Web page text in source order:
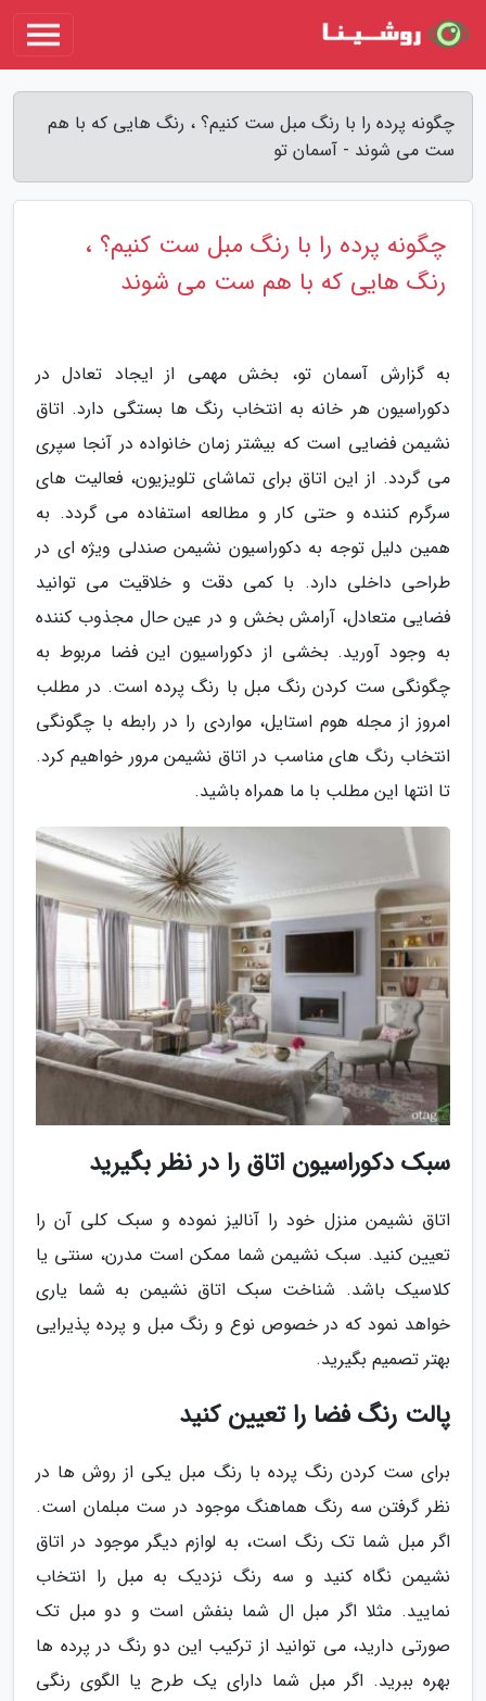
چگونه پرده را با رنگ مبل ست کنیم؟ ، رنگ هایی که با هم
ست می شوند - آسمان تو
چگونه پرده را با رنگ مبل ست کنیم؟ ،
رنگ هایی که با هم ست می شوند
به گزارش آسمان تو، بخش مهمی از ایجاد تعادل در
دکوراسیون هر خانه به انتخاب رنگ ها بستگی دارد. اتاق
نشیمن فضایی است که بیشتر زمان خانواده در آنجا سپری
می گردد. از این اتاق برای تماشای تلویزیون، فعالیت های
سرگرم کننده و حتی کار و مطالعه استفاده می گردد. به
همین دلیل توجه به دکوراسیون نشیمن صندلی ویژه ای در
طراحی داخلی دارد. با کمی دقت و خلاقیت می توانید
فضایی متعادل، آرامش بخش و در عین حال مجذوب کننده
به وجود آورید. بخشی از دکوراسیون این فضا مربوط به
چگونگی ست کردن رنگ مبل با رنگ پرده است. در مطلب
امروز از مجله هوم استایل، مواردی را در رابطه با چگونگی
انتخاب رنگ های مناسب در اتاق نشیمن مرور خواهیم کرد.
تا انتها این مطلب با ما همراه باشید.
سبک دکوراسیون اتاق را در نظر بگیرید
اتاق نشیمن منزل خود را آنالیز نموده و سبک کلی آن را
تعیین کنید. سبک نشیمن شما ممکن است مدرن، سنتی یا
کلاسیک باشد. شناخت سبک اتاق نشیمن به شما یاری
خواهد نمود که در خصوص نوع و رنگ مبل و پرده پذیرایی
بهتر تصمیم بگیرید.
پالت رنگ فضا را تعیین کنید
برای ست کردن رنگ پرده با رنگ مبل یکی از روش ها در
نظر گرفتن سه رنگ هماهنگ موجود در ست مبلمان است.
اگر مبل شما تک رنگ است، به لوازم دیگر موجود در اتاق
نشیمن نگاه کنید و سه رنگ نزدیک به مبل را انتخاب
نمایید. مثلا اگر مبل ال شما بنفش است و دو مبل تک
صورتی دارید، می توانید از ترکیب این دو رنگ در پرده ها
بهره ببرید. اگر مبل شما دارای یک طرح یا الگوی رنگی